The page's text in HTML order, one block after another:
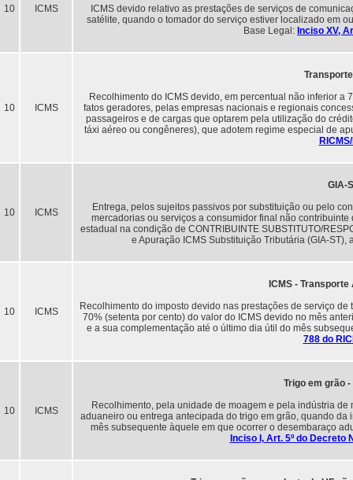
10 ICMS
ICMS devido relativo as prestações de serviços de
satélite, quando o tomador do serviço estiver localizado em
Base Legal: Inciso XV,
10 ICMS
Recolhimento do ICMS devido, em percentual não inferior
fatos geradores, pelas empresas nacionais e regionais
passageiros e de cargas que optarem pela utilização do
táxi aéreo ou congêneres), que adotem regime especial de
10 ICMS
GIA-
Entrega, pelos sujeitos passivos por substituição ou pelo
mercadorias ou serviços a consumidor final não
estadual na condição de CONTRIBUINTE SUBSTITUTO/
e Apuração ICMS Substituição Tributária (GIA-
10 ICMS
ICMS -
Recolhimento do imposto devido nas prestações de serviço
70% (setenta por cento) do valor do ICMS devido no mês
e a sua complementação até o último dia útil do mês
788 do
10 ICMS
Trigo em grão
Recolhimento, pela unidade de moagem e pela indústria
aduaneiro ou entrega antecipada do trigo em grão, quando
mês subsequente àquele em que ocorrer o desembaraço
Inciso I, Art. 5º do Decreto